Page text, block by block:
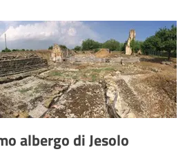
albergo di Jesolo